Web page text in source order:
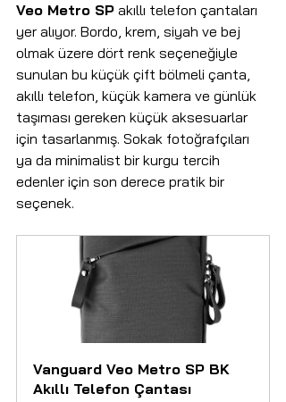
Veo Metro SP akıllı telefon çantaları
yer alıyor. Bordo, krem, siyah ve bej
olmak üzere dört renk seçeneğiyle
sunulan bu küçük çift bölmeli çanta,
akıllı telefon, küçük kamera ve günlük
taşıması gereken küçük aksesuarlar
için tasarlanmış. Sokak fotoğrafçıları
ya da minimalist bir kurgu tercih
edenler için son derece pratik bir
seçenek.
Vanguard Veo Metro SP BK
Akıllı Telefon Çantası